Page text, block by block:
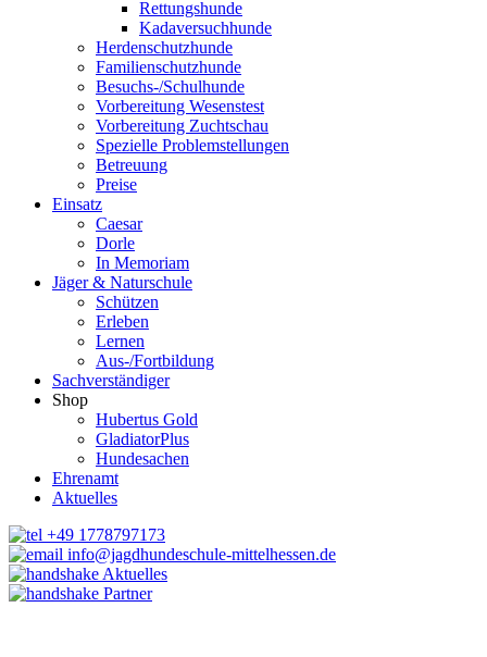
Rettungshunde
Kadaversuchhunde
Herdenschutzhunde
Familienschutzhunde
Besuchs-/Schulhunde
Vorbereitung Wesenstest
Vorbereitung Zuchtschau
Spezielle Problemstellungen
Betreuung
Preise
Einsatz
Caesar
Dorle
In Memoriam
Jäger & Naturschule
Schützen
Erleben
Lernen
Aus-/Fortbildung
Sachverständiger
Shop
Hubertus Gold
GladiatorPlus
Hundesachen
Ehrenamt
Aktuelles
+49 1778797173
info@jagdhundeschule-mittelhessen.de
Aktuelles
Partner